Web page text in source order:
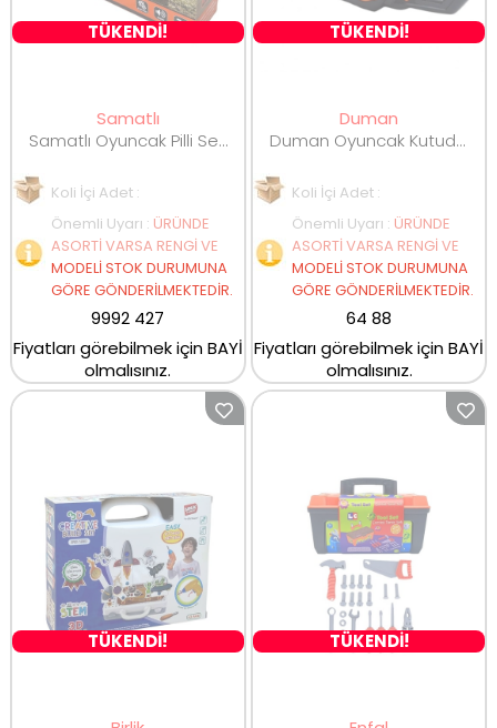
TÜKENDİ!
Samatlı
Samatlı Oyuncak Pilli Sesli Testere 192H/192C1
Koli İçi Adet :
Önemli Uyarı : ÜRÜNDE
ASORTİ VARSA RENGİ VE
MODELİ STOK DURUMUNA
GÖRE GÖNDERİLMEKTEDİR.
9992 427
Fiyatları görebilmek için BAYİ
olmalısınız.
TÜKENDİ!
Duman
Duman Oyuncak Kutuda Pilli Testere 7778-2
Koli İçi Adet :
Önemli Uyarı : ÜRÜNDE
ASORTİ VARSA RENGİ VE
MODELİ STOK DURUMUNA
GÖRE GÖNDERİLMEKTEDİR.
64 88
Fiyatları görebilmek için BAYİ
olmalısınız.
TÜKENDİ! TÜKENDİ!